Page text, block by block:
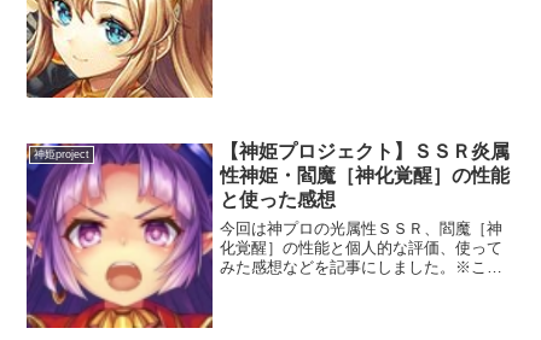
神姫project
【神姫プロジェクト】ＳＳＲ炎属
性神姫・閻魔［神化覚醒］の性能
と使った感想
今回は神プロの光属性ＳＳＲ、閻魔［神
化覚醒］の性能と個人的な評価、使って
みた感想などを記事にしました。※この